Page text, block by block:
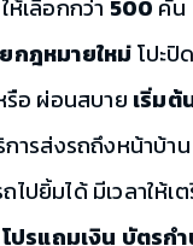
เลือกกว่า 500 คัน
กฎหมายใหม่โปะ
รือ ผ่อนสบาย เริ่มต้
ารส่งรถถึงหน้าบ้าน
ไปยิ้มได้ มีเวลาให้เ
ปรแถมเงิน บัตรก